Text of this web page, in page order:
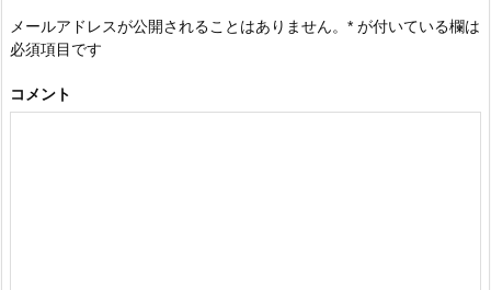
メールアドレスが公開されることはありません。 * が付いている欄は
必須項目です
コメント